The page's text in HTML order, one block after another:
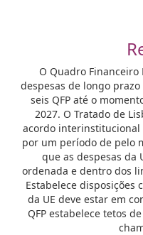
O Quadro Financeiro
despesas de longo prazo
seis QFP até o
2027. O Tratado de
acordo
por um período de pelo
que as despesas da
ordenada e dentro dos
Estabelece disposições
da UE deve estar em
QFP estabelece tetos